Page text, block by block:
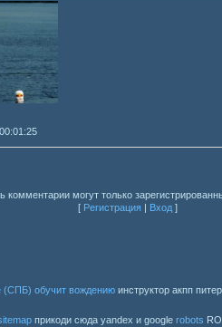
комментарии могут только
[ Регистрация | Вход ]
(СПБ) обучит вождению инструктор акпп питер
прикоди сюда yandex и google robots